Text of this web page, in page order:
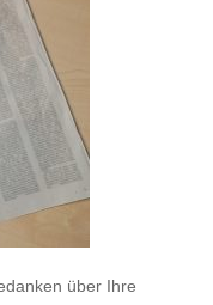
über Ihre